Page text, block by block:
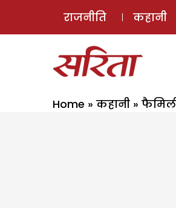
राजनीति कहानी
Home » कहानी »